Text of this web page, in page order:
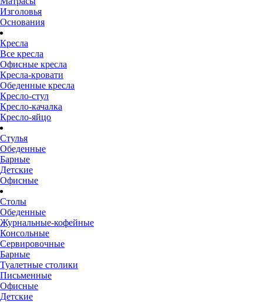
Изголовья
Основания
Кресла
Все кресла
Офисные кресла
Кресла-кровати
Обеденные кресла
Кресло-стул
Кресло-качалка
Кресло-яйцо
Стулья
Обеденные
Барные
Детские
Офисные
Столы
Обеденные
Журнальные-кофейные
Консольные
Сервировочные
Барные
Туалетные столики
Письменные
Офисные
Детские